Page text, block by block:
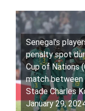
Senegal's
penalty spot
Cup of Nations
match between
Stade Charles
January 29,